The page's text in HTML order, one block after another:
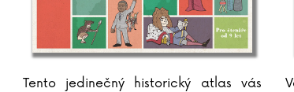
Tento jedinečný historický atlas vás